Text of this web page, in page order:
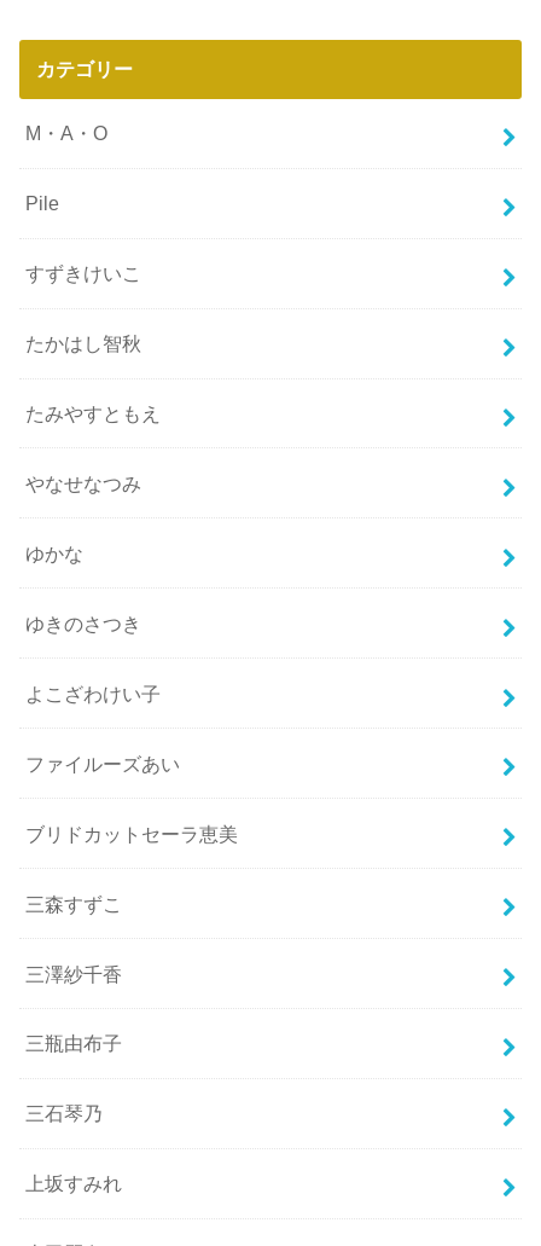
カテゴリー
M・A・O
Pile
すずきけいこ
たかはし智秋
たみやすともえ
やなせなつみ
ゆかな
ゆきのさつき
よこざわけい子
ファイルーズあい
ブリドカットセーラ恵美
三森すずこ
三澤紗千香
三瓶由布子
三石琴乃
上坂すみれ